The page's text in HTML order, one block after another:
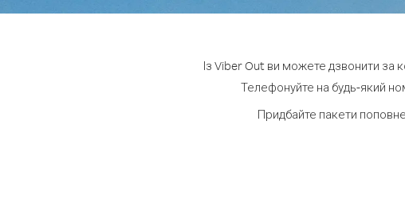
Із Viber Out ви можете дзвонити за
Телефонуйте на будь-який
Придбайте пакети